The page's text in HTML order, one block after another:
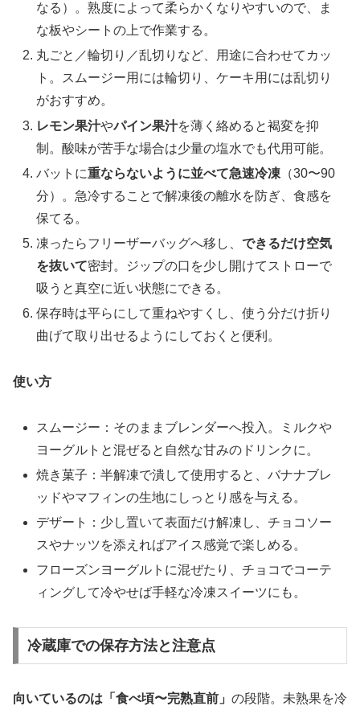
なる）。熟度によって柔らかくなりやすいので、ま
な板やシートの上で作業する。
丸ごと／輪切り／乱切りなど、用途に合わせてカッ
ト。スムージー用には輪切り、ケーキ用には乱切り
がおすすめ。
レモン果汁やパイン果汁を薄く絡めると褐変を抑
制。酸味が苦手な場合は少量の塩水でも代用可能。
バットに重ならないように並べて急速冷凍 （30〜90
分）。急冷することで解凍後の離水を防ぎ、食感を
保てる。
凍ったらフリーザーバッグへ移し、できるだけ空気
を抜いて密封。ジップの口を少し開けてストローで
吸うと真空に近い状態にできる。
保存時は平らにして重ねやすくし、使う分だけ折り
曲げて取り出せるようにしておくと便利。
使い方
スムージー：そのままブレンダーへ投入。ミルクや
ヨーグルトと混ぜると自然な甘みのドリンクに。
焼き菓子：半解凍で潰して使用すると、バナナブレ
ッドやマフィンの生地にしっとり感を与える。
デザート：少し置いて表面だけ解凍し、チョコソー
スやナッツを添えればアイス感覚で楽しめる。
フローズンヨーグルトに混ぜたり、チョコでコーテ
ィングして冷やせば手軽な冷凍スイーツにも。
冷蔵庫での保存方法と注意点
向いているのは「食べ頃〜完熟直前」 の段階。未熟果を冷